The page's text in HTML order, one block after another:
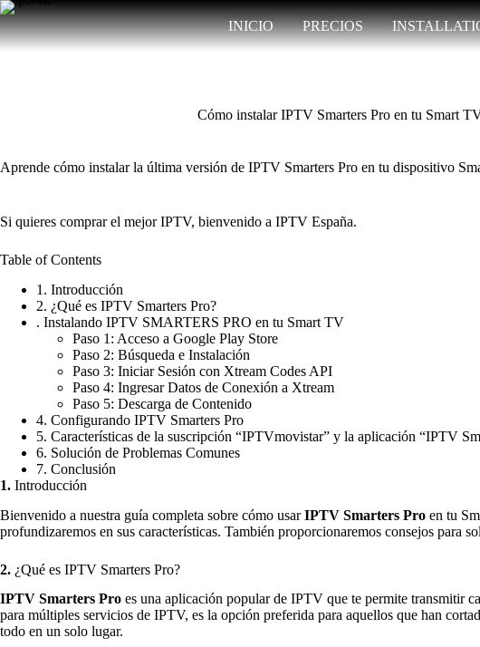
Saltar
al
contenido
INICIO PRECIOS
Cómo instalar IPTV Smarters Pro en tu Smart
Aprende cómo instalar la última versión de IPTV Smarters Pro en tu dispositivo
Si quieres comprar el mejor IPTV, bienvenido a IPTV España.
Table of Contents
1. Introducción
2. ¿Qué es IPTV Smarters Pro?
. Instalando IPTV SMARTERS PRO en tu Smart TV
Paso 1: Acceso a Google Play Store
Paso 2: Búsqueda e Instalación
Paso 3: Iniciar Sesión con Xtream Codes API
Paso 4: Ingresar Datos de Conexión a Xtream
Paso 5: Descarga de Contenido
4. Configurando IPTV Smarters Pro
5. Características de la suscripción “IPTVmovistar” y la aplicación “IPTV
6. Solución de Problemas Comunes
7. Conclusión
1. Introducción
Bienvenido a nuestra guía completa sobre cómo usarIPTV Smarters Pro en tu
profundizaremos en sus características. También proporcionaremos consejos para
2. ¿Qué es IPTV Smarters Pro?
IPTV Smarters Pro es una aplicación popular de IPTV que te permite transmitir
para múltiples servicios de IPTV, es la opción preferida para aquellos que han
todo en un solo lugar.